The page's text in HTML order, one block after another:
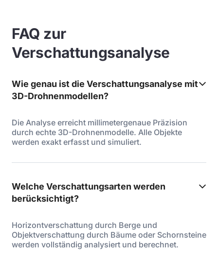
FAQ zur
Verschattungsanalyse
Wie genau ist die Verschattungsanalyse mit
3D-Drohnenmodellen?
Die Analyse erreicht millimetergenaue Präzision
durch echte 3D-Drohnenmodelle. Alle Objekte
werden exakt erfasst und simuliert.
Welche Verschattungsarten werden
berücksichtigt?
Horizontverschattung durch Berge und
Objektverschattung durch Bäume oder Schornsteine
werden vollständig analysiert und berechnet.